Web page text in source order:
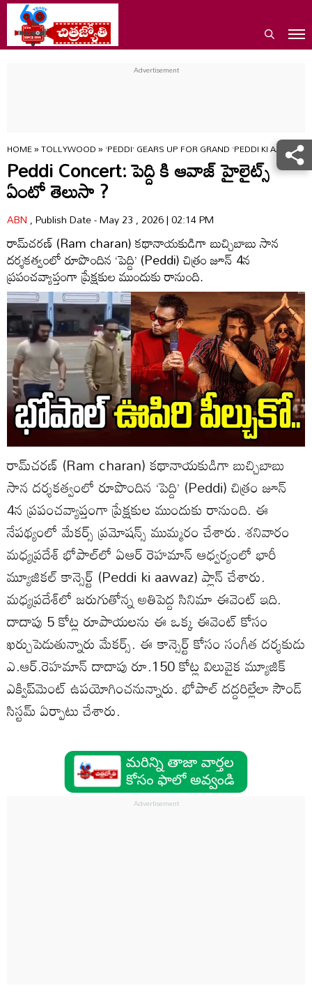
HOME»TOLLYWOOD»‘PEDDI’ GEARS UP FOR GRAND ‘PEDDI KI AAWAZ’
Peddi Concert: పెద్ది కి ఆవాజ్ హైలైట్స్
ఏంటో తెలుసా ?
ABN, Publish Date - May 23 , 2026 | 02:14 PM
రామ్‌చరణ్‌ (Ram charan) కథానాయకుడిగా బుచ్చిబాబు సాన
దర్శకత్వంలో రూపొందిన ‘పెద్ది’ (Peddi) చిత్రం జూన్‌ 4న
ప్రపంచవ్యాప్తంగా ప్రేక్షకుల ముందుకు రానుంది.
రామ్‌చరణ్‌ (Ram charan) కథానాయకుడిగా బుచ్చిబాబు
సాన దర్శకత్వంలో రూపొందిన ‘పెద్ది’ (Peddi) చిత్రం జూన్‌
4న ప్రపంచవ్యాప్తంగా ప్రేక్షకుల ముందుకు రానుంది. ఈ
నేపథ్యంలో మేకర్స్‌ ప్రమోషన్స్‌ ముమ్మరం చేశారు. శనివారం
మధ్యప్రదేశ్‌ భోపాల్‌లో ఏఆర్‌ రెహమాన్‌ ఆధ్వర్యంలో భారీ
మ్యూజికల్‌ కాన్సెర్ట్‌ (Peddi ki aawaz) ప్లాన్‌ చేశారు.
మధ్యప్రదేశ్‌లో జరుగుతోన్న అతిపెద్ద సినిమా ఈవెంట్‌ ఇది.
దాదాపు 5 కోట్ల రూపాయలను ఈ ఒక్క ఈవెంట్‌ కోసం
ఖర్చుపెడుతున్నారు మేకర్స్‌. ఈ కాన్సెర్ట్‌ కోసం సంగీత దర్శకుడు
ఎ.ఆర్‌.రెహమాన్‌ దాదాపు రూ.150 కోట్ల విలువైక మ్యూజిక్‌
ఎక్విప్‌మెంట్‌ ఉపయోగించనున్నారు. భోపాల్‌ దద్దరిల్లేలా సౌండ్‌
సిస్టమ్‌ ఏర్పాటు చేశారు.